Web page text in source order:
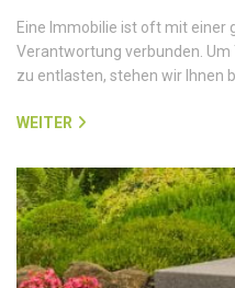
Eine Immobilie ist oft mit einer
Verantwortung verbunden.
zu entlasten, stehen wir Ihnen
WEITER